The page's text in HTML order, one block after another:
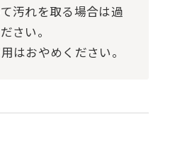
汚れを取る場合は過
さい。
はおやめください。